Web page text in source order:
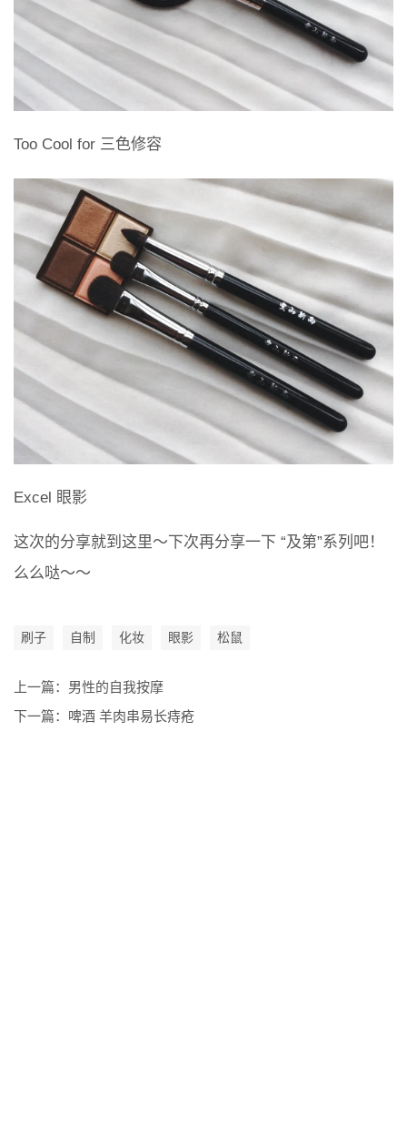
Too Cool for 三色修容
Excel 眼影
这次的分享就到这里～下次再分享一下 “及第”系列吧！
么么哒～～
刷子 自制 化妆 眼影 松鼠
上一篇： 男性的自我按摩
下一篇： 啤酒 羊肉串易长痔疮